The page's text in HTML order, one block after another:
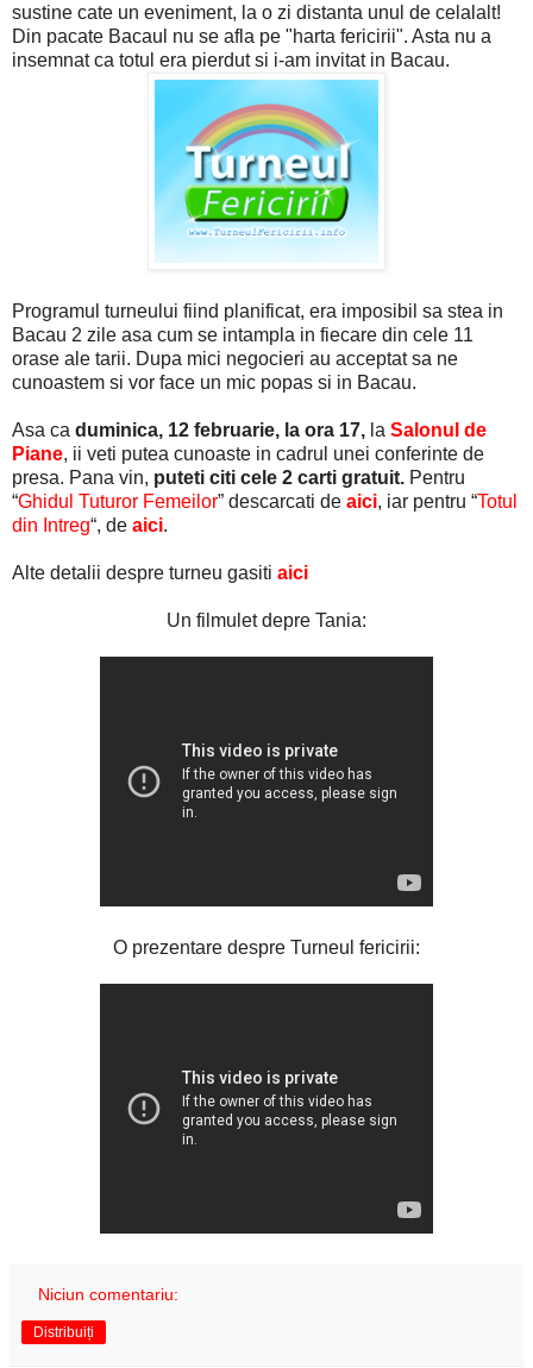
sustine cate un eveniment, la o zi distanta unul de celalalt!
Din pacate Bacaul nu se afla pe "harta fericirii". Asta nu a
insemnat ca totul era pierdut si i-am invitat in Bacau.
Programul turneului fiind planificat, era imposibil sa stea in
Bacau 2 zile asa cum se intampla in fiecare din cele 11
orase ale tarii. Dupa mici negocieri au acceptat sa ne
cunoastem si vor face un mic popas si in Bacau.
Asa ca duminica, 12 februarie, la ora 17, la Salonul de
Piane, ii veti putea cunoaste in cadrul unei conferinte de
presa. Pana vin, puteti citi cele 2 carti gratuit. Pentru
“Ghidul Tuturor Femeilor” descarcati de aici, iar pentru “Totul
din Intreg“, de aici.
Alte detalii despre turneu gasiti aici
Un filmulet depre Tania:
O prezentare despre Turneul fericirii:
Niciun comentariu:
Distribuiți